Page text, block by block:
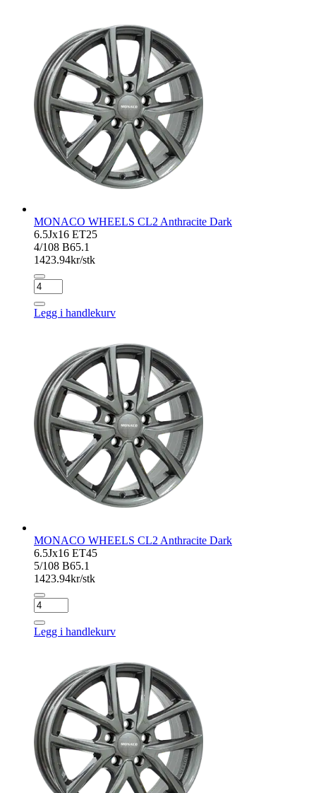
MONACO WHEELS CL2 Anthracite Dark
6.5Jx16 ET25
4/108 B65.1
1423.94kr/stk
MONACO
WHEELS
CL2
Anthracite
Legg i handlekurv
MONACO WHEELS CL2 Anthracite Dark
6.5Jx16 ET45
5/108 B65.1
1423.94kr/stk
MONACO
WHEELS
CL2
Anthracite
Legg i handlekurv